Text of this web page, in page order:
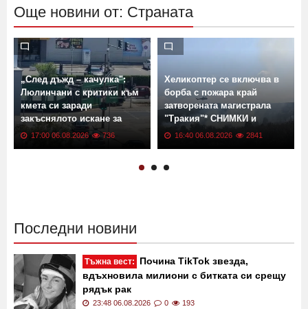
Още новини от: Страната
„След дъжд – качулка":
Люлинчани с критики към
кмета си заради
закъснялото искане за
ремонт
17:00 06.08.2026 736
Хеликоптер се включва в
борба с пожара край
затворената магистрала
"Тракия"* СНИМКИ и
ВИДЕО
16:40 06.08.2026 2841
Последни новини
Тъжна вест:
Почина TikTok звезда,
вдъхновила милиони с битката си срещу
рядък рак
23:48 06.08.2026 0 193